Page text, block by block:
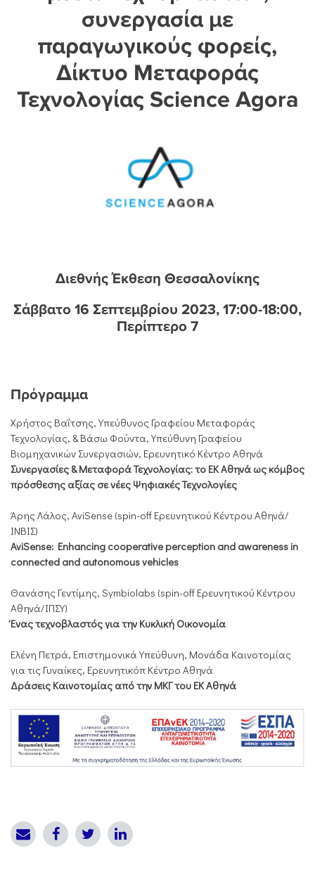
συνεργασία με
παραγωγικούς φορείς,
Δίκτυο Μεταφοράς
Τεχνολογίας Science Agora
Διεθνής Έκθεση Θεσσαλονίκης
Σάββατο 16 Σεπτεμβρίου 2023, 17:00-18:00,
Περίπτερο 7
Πρόγραμμα
Χρήστος Βαΐτσης, Υπεύθυνος Γραφείου Μεταφοράς
Τεχνολογίας, & Βάσω Φούντα, Υπεύθυνη Γραφείου
Βιομηχανικών Συνεργασιών, Ερευνητικό Κέντρο Αθηνά
Συνεργασίες & Μεταφορά Τεχνολογίας: το ΕΚ Αθηνά ως κόμβος
πρόσθεσης αξίας σε νέες Ψηφιακές Τεχνολογίες
Άρης Λάλος, AviSense (spin-off Ερευνητικού Κέντρου Αθηνά/
ΙΝΒΙΣ)
AviSense: Enhancing cooperative perception and awareness in
connected and autonomous vehicles
Θανάσης Γεντίμης, Symbiolabs (spin-off Ερευνητικού Κέντρου
Αθηνά/ΙΠΣΥ)
Ένας τεχνοβλαστός για την Κυκλική Οικονομία
Ελένη Πετρά, Επιστημονικά Υπεύθυνη, Μονάδα Καινοτομίας
για τις Γυναίκες, Ερευνητικόπ Κέντρο Αθηνά
Δράσεις Καινοτομίας από την ΜΚΓ του ΕΚ Αθηνά